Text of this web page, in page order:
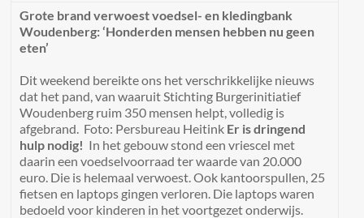
Grote brand verwoest voedsel- en kledingbank
Woudenberg: ‘Honderden mensen hebben nu geen
eten’
Dit weekend bereikte ons het verschrikkelijke nieuws
dat het pand, van waaruit Stichting Burgerinitiatief
Woudenberg ruim 350 mensen helpt, volledig is
afgebrand. Foto: Persbureau Heitink Er is dringend
hulp nodig! In het gebouw stond een vriescel met
daarin een voedselvoorraad ter waarde van 20.000
euro. Die is helemaal verwoest. Ook kantoorspullen, 25
fietsen en laptops gingen verloren. Die laptops waren
bedoeld voor kinderen in het voortgezet onderwijs.